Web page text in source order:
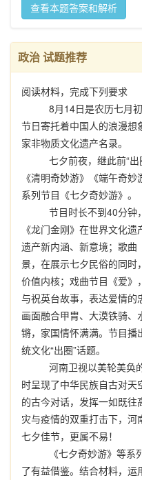
查看本题答案和解析
政治 试题推荐
阅读材料，完成下列要求
8月14日是农历七月
节日寄托着中国人的浪漫
家非物质文化遗产名录。
七夕前夜，继此前“
《清明奇妙游》《端午奇
系列节目《七夕奇妙游》。
节目时长不到40分钟
《龙门金刚》在世界文化
遗产新内涵、新意境；歌
景，在展示七夕民俗的同时
价值内核；戏曲节目《爱》
与祝英台故事，表达爱情的
画面融合甲胄、大漠铁骑
锵，家国情怀满满。节目
统文化“出圈”话题。
河南卫视以美轮美奂
时呈现了中华民族自古对
的古今对话，发挥一如既
灾与疫情的双重打击下，
七夕佳节，更属不易！
《七夕奇妙游》等
了有益借鉴。结合材料，